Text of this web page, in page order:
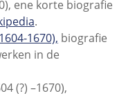
ene korte biografie
.
1670), biografie
in de
(?) –1670),